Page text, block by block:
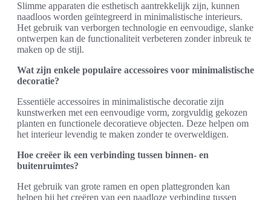
Slimme apparaten die esthetisch aantrekkelijk zijn, kunnen
naadloos worden geïntegreerd in minimalistische interieurs.
Het gebruik van verborgen technologie en eenvoudige, slanke
ontwerpen kan de functionaliteit verbeteren zonder inbreuk te
maken op de stijl.
Wat zijn enkele populaire accessoires voor minimalistische
decoratie?
Essentiële accessoires in minimalistische decoratie zijn
kunstwerken met een eenvoudige vorm, zorgvuldig gekozen
planten en functionele decoratieve objecten. Deze helpen om
het interieur levendig te maken zonder te overweldigen.
Hoe creëer ik een verbinding tussen binnen- en
buitenruimtes?
Het gebruik van grote ramen en open plattegronden kan
helpen bij het creëren van een naadloze verbinding tussen